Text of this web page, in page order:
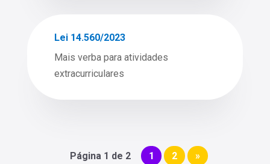
Lei 14.560/2023
Mais verba para atividades
extracurriculares
Página 1 de 2 1 2 »